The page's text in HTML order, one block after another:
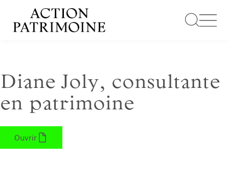
contenu
Diane Joly, consultante
en patrimoine
Ouvrir